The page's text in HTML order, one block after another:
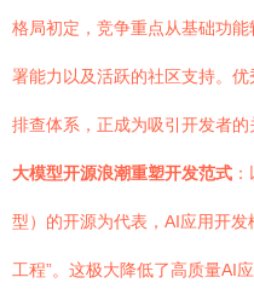
格局初定，竞争重点从基础功
署能力以及活跃的社区支持。
排查体系，正成为吸引开发者的
大模型开源浪潮重塑开发范式
型）的开源为代表，AI应用开发
工程”。这极大降低了高质量AI